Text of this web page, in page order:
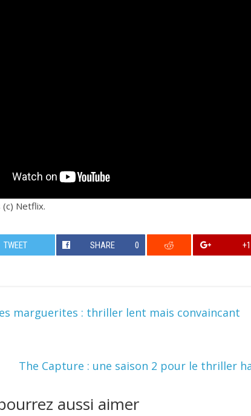
Netflix.
TWEET SHARE 0 +1
marguerites : thriller lent mais convaincant
The Capture : une saison 2 pour le thriller
aussi aimer